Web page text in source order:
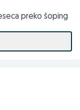
preko šoping
račun i garanciju.